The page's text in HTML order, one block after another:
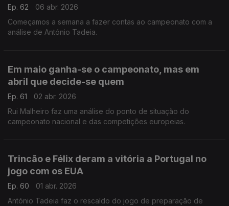
Ep. 62
06 abr. 2026
Começamos a semana a fazer contas ao campeonato com a
análise de António Tadeia.
Em maio ganha-se o campeonato, mas em
abril que decide-se quem
Ep. 61
02 abr. 2026
Rui Malheiro faz uma análise do ponto de situação do
campeonato nacional e das competições europeias.
Trincão e Félix deram a vitória a Portugal no
jogo com os EUA
Ep. 60
01 abr. 2026
António Tadeia faz o rescaldo do jogo de preparação de